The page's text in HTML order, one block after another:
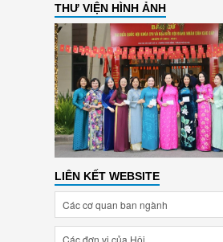
THƯ VIỆN HÌNH ẢNH
LIÊN KẾT WEBSITE